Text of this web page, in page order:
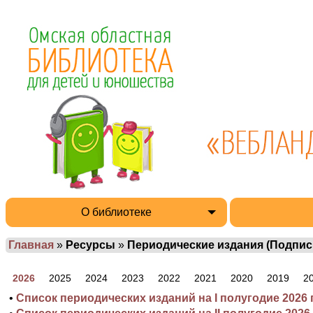
О библиотеке
Главная » Ресурсы » Периодические издания
2026 2025 2024 2023 2022 2021 2020 2019
• Список периодических изданий на I полугодие